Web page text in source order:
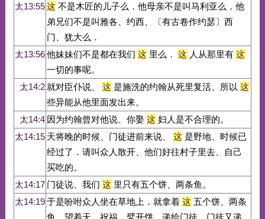
太13:55这不是木匠的儿子么．他母亲不是叫马利亚么．他
弟兄们不是叫雅各、约西、〔有古卷作约瑟〕西
门、犹大么．
太13:56他妹妹们不是都在我们 这里么． 这人从那里有 这
一切的事呢。
太14:2就对臣仆说、 这是施洗的约翰从死里复活、所以 这
些异能从他里面发出来。
太14:4 因为约翰曾对他说、你娶 这妇人是不合理的。
太14:15 天将晚的时候、门徒进前来说、 这是野地、时候已
经过了．请叫众人散开、他们好往村子里去、自己
买吃的。
太14:17 门徒说、我们 这里只有五个饼、两条鱼。
太14:19于是吩咐众人坐在草地上．就拿着 这五个饼、两条
鱼、望着天、祝福、擘开饼、递给门徒．门徒又递